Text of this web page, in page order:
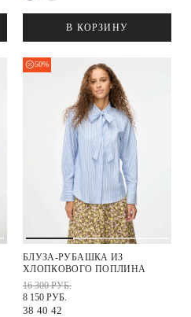
В КОРЗИНУ
50%
БЛУЗА-РУБАШКА ИЗ
ХЛОПКОВОГО ПОПЛИНА
16 300 РУБ.
8 150 РУБ.
38 40 42